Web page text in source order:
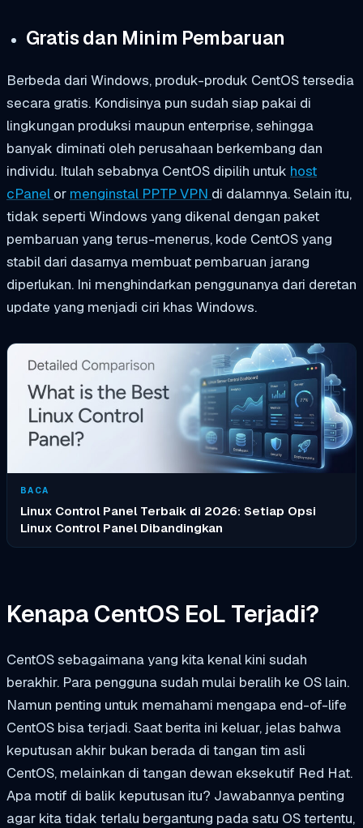
Gratis dan Minim Pembaruan
Berbeda dari Windows, produk-produk CentOS tersedia
secara gratis. Kondisinya pun sudah siap pakai di
lingkungan produksi maupun enterprise, sehingga
banyak diminati oleh perusahaan berkembang dan
individu. Itulah sebabnya CentOS dipilih untuk host
cPanel or menginstal PPTP VPN di dalamnya. Selain itu,
tidak seperti Windows yang dikenal dengan paket
pembaruan yang terus-menerus, kode CentOS yang
stabil dari dasarnya membuat pembaruan jarang
diperlukan. Ini menghindarkan penggunanya dari deretan
update yang menjadi ciri khas Windows.
BACA
Linux Control Panel Terbaik di 2026: Setiap Opsi
Linux Control Panel Dibandingkan
Kenapa CentOS EoL Terjadi?
CentOS sebagaimana yang kita kenal kini sudah
berakhir. Para pengguna sudah mulai beralih ke OS lain.
Namun penting untuk memahami mengapa end-of-life
CentOS bisa terjadi. Saat berita ini keluar, jelas bahwa
keputusan akhir bukan berada di tangan tim asli
CentOS, melainkan di tangan dewan eksekutif Red Hat.
Apa motif di balik keputusan itu? Jawabannya penting
agar kita tidak terlalu bergantung pada satu OS tertentu,